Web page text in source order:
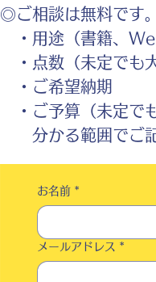
◎ご相談は無料です。
・用途（書籍、
・点数（未定でも
・ご希望納期
・ご予算（未定で
分かる範囲でご記
お名前 *
メールアドレス *